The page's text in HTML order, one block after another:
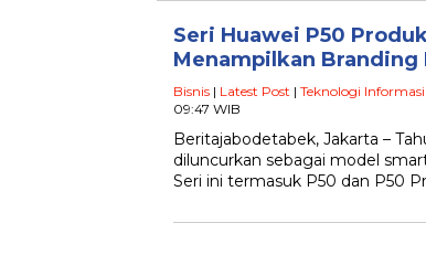
Seri Huawei P50
Menampilkan Branding
Bisnis | Latest Post | Teknologi Informasi
09:47 WIB
Beritajabodetabek, Jakarta –
diluncurkan sebagai model
Seri ini termasuk P50 dan P50